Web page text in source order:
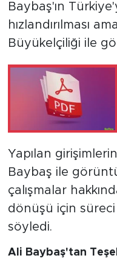
Baybaş'ın
hızlandırılması
Büyükelçiliği ile
Yapılan
Baybaş ile
çalışmalar
dönüşü için
söyledi.
Ali Baybaş'tan